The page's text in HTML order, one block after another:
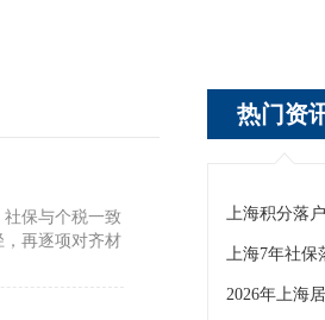
保与个税一致
再逐项对齐材
热门资